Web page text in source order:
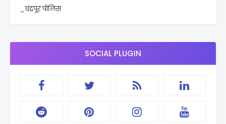
_चंद्रपूर पोलिस
SOCIAL PLUGIN